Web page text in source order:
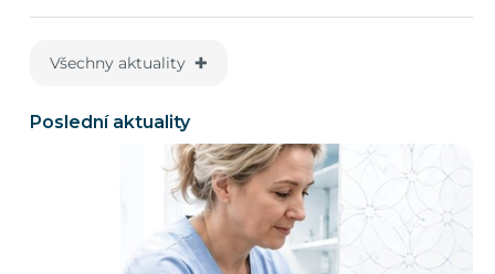
Všechny aktuality ✚
Poslední aktuality